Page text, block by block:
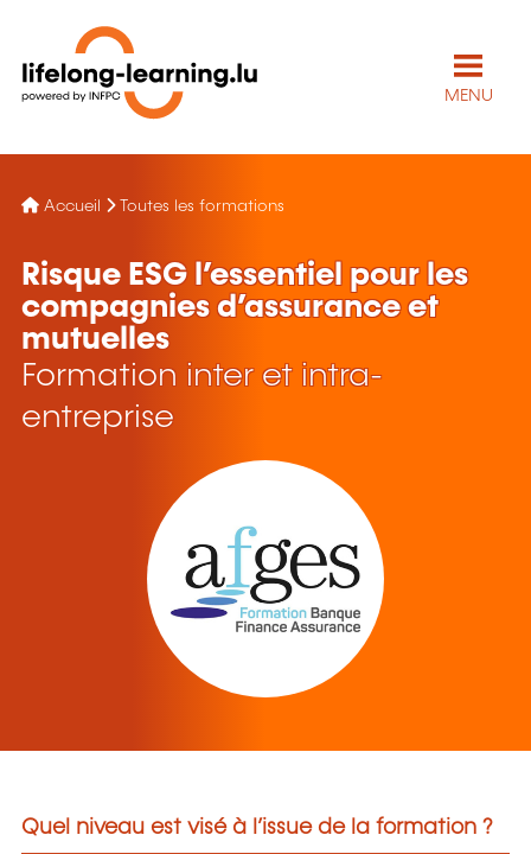
MENU
Accueil Toutes les formations
Risque ESG l’essentiel pour les
compagnies d’assurance et
mutuelles
Formation inter et intra-
entreprise
Quel niveau est visé à l’issue de la formation ?